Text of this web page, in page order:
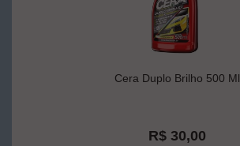
Cera Duplo Brilho 500 Ml
R$ 30,00